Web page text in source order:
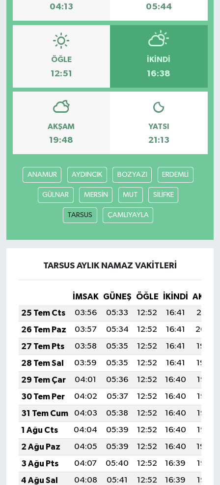
04:13 05:44
ÖĞLE
12:51
İKINDI
16:38
AKŞAM
19:48
YATSI
21:13
ANAMUR AYDINCIK BOZYAZI ERDEMLİ
GÜLNAR MERSİN MUT SİLİFKE
TARSUS ÇAMLIYAYLA
TARSUS AYLIK NAMAZ VAKITLERI
İMSAK GÜNEŞ ÖĞLE İKINDI
25 Tem Cts
03:56 05:33 12:52 16:41
20:01
26 Tem Paz
03:57 05:34 12:52 16:41
20:00
27 Tem Pts
03:58 05:35 12:52 16:41
19:59
28 Tem Sal
03:59 05:35 12:52 16:41
19:59
29 Tem Çar
04:01 05:36 12:52 16:40
19:58
30 Tem Per
04:02 05:37 12:52 16:40
19:57
31 Tem Cum
04:03 05:38 12:52 16:40
19:56
1 Ağu Cts
04:04 05:39 12:52 16:40
19:55
2 Ağu Paz
04:05 05:39 12:52 16:40
19:54
3 Ağu Pts
04:07 05:40 12:52 16:39
19:53
4 Ağu Sal
04:08 05:41 12:52 16:39
19:52
Podcast
Politika
Sağlık